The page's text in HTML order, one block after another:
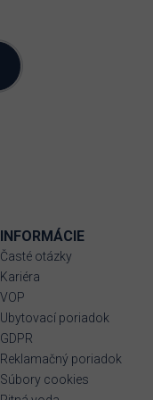
INFORMÁCIE
Časté otázky
Kariéra
VOP
Ubytovací poriadok
GDPR
Reklamačný poriadok
Súbory cookies